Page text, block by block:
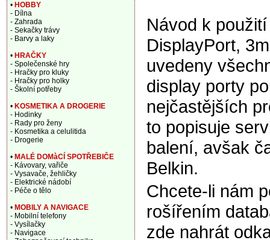
Návod k
DisplayPort,
uvedeny
display porty
nejčastějších
to popisuje
balení, avšak
Belkin.
Chcete-li nám
rošířením
zde nahrát
• HOBBY
- Dílna
- Zahrada
- Sekačky trávy
- Barvy a laky
• HRAČKY
- Společenské hry
- Hračky pro kluky
- Hračky pro holky
- Školní potřeby
• KOSMETIKA A DROGERIE
- Hodinky
- Rady pro ženy
- Kosmetika a celulitida
- Drogerie
• MALÉ DOMàCÍ SPOTŘEBIČE
- Kávovary, vařiče
- Vysavače, žehličky
- Elektrické nádobí
- Péče o tělo
• MOBILY A NAVIGACE
- Mobilní telefony
- Vysílačky
- Navigace